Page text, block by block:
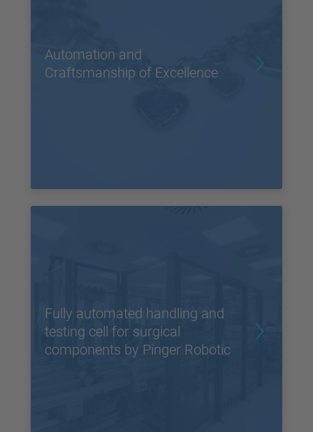
Automation and
Craftsmanship of Excellence
Fully automated handling and
testing cell for surgical
components by Pinger Robotic